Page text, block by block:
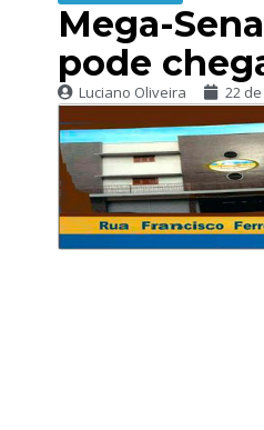
Mega-
pode
Luciano Oliveira 22